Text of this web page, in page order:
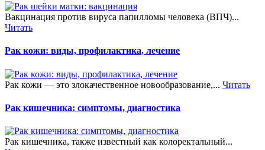
Вакцинация против вируса папилломы человека (ВПЧ)...
Читать
Рак кожи: виды, профилактика, лечение
Рак кожи — это злокачественное новообразование,... Читать
Рак кишечника: симптомы, диагностика
Рак кишечника, также известный как колоректальный...